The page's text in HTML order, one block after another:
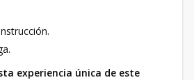
experiencia única de este